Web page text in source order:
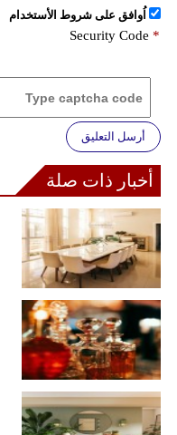
اُوافق على شروط الأستخدام
Security Code *
أرسل التعليق
أخبار ذات صلة